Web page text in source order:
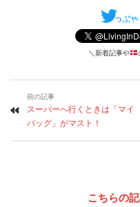
＼新着記事や
前の記事
スーパーへ行くときは「マイ
バッグ」がマスト！
こちらの